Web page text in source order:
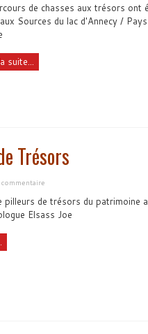
de chasses aux trésors ont
Sources du lac d'Annecy /
suite...
Trésors
commentaire
pilleurs de trésors du patrimoine
Elsass Joe